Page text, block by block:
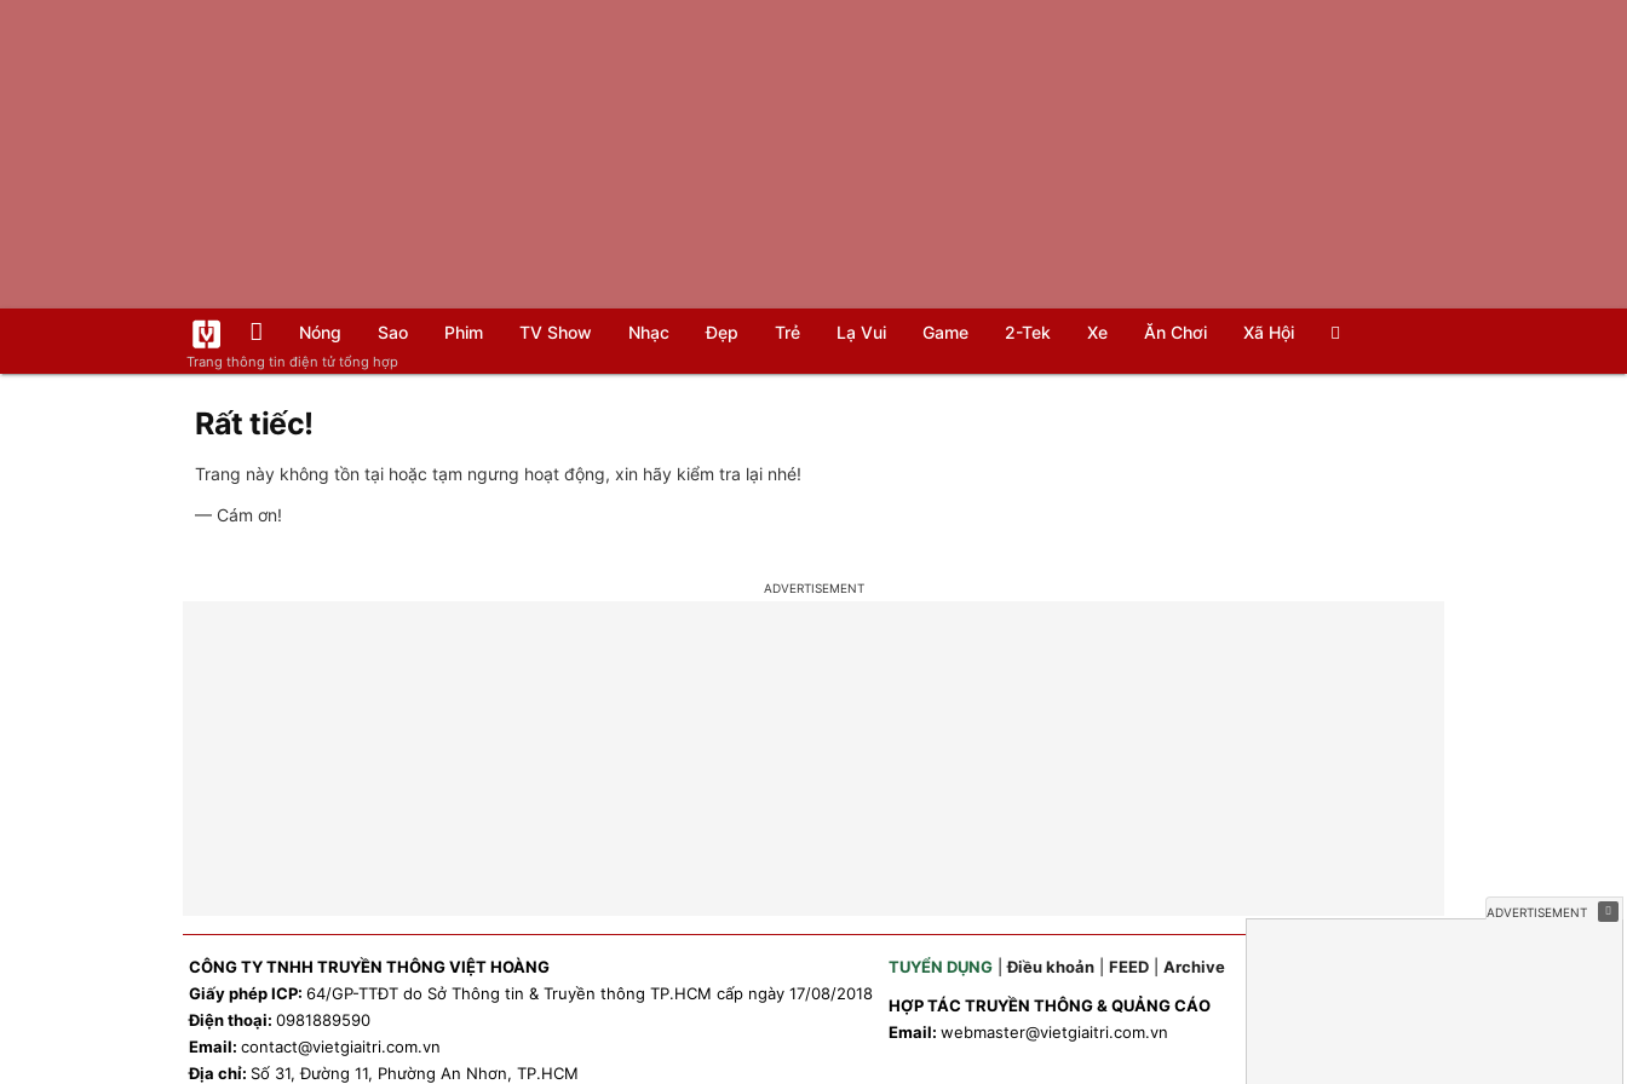
Trang thông tin điện tử tổng hợp
Nóng Sao Phim TV Show Nhạc Đẹp Trẻ Lạ Vui Game 2-Tek Xe Ăn Chơi Xã Hội
Rất tiếc!
Trang này không tồn tại hoặc tạm ngưng hoạt động, xin hãy kiểm tra lại nhé!
— Cám ơn!
CÔNG TY TNHH TRUYỀN THÔNG VIỆT HOÀNG
Giấy phép ICP: 64/GP-TTĐT do Sở Thông tin & Truyền thông TP.HCM cấp ngày 17/08/2018
Điện thoại: 0981889590
Email: contact@vietgiaitri.com.vn
Địa chỉ: Số 31, Đường 11, Phường An Nhơn, TP.HCM
TUYỂN DỤNG|Điều khoản| FEED| Archive
HỢP TÁC TRUYỀN THÔNG & QUẢNG CÁO
Email: webmaster@vietgiaitri.com.vn